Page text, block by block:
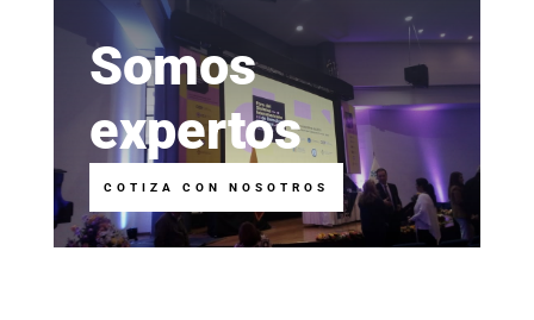
Somos
expertos
COTIZA CON NOSOTROS